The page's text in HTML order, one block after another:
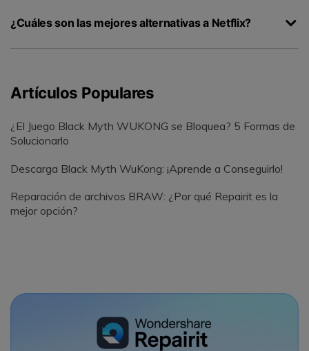
¿Cuáles son las mejores alternativas a Netflix?
Artículos Populares
¿El Juego Black Myth WUKONG se Bloquea? 5 Formas de
Solucionarlo
Descarga Black Myth WuKong: ¡Aprende a Conseguirlo!
Reparación de archivos BRAW: ¿Por qué Repairit es la
mejor opción?